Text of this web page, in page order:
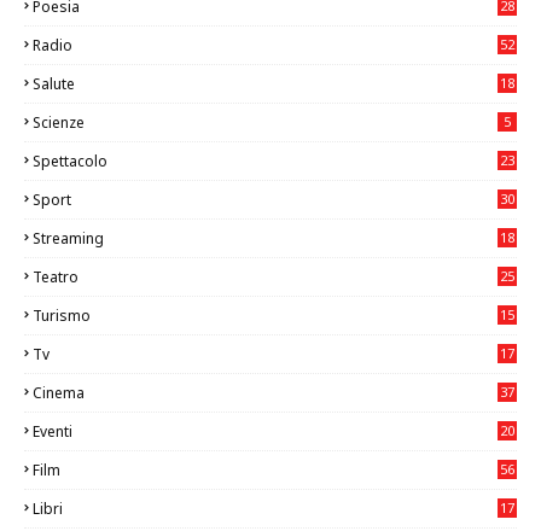
Poesia 28
Radio 52
Salute
18
Scienze 5
Spettacolo 23
Sport
30
Streaming 18
Teatro
25
Turismo
15
Tv
17
Cinema
37
Eventi
20
Film
56
Libri
17